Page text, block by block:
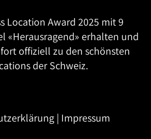
Location Award 2025 mit 9
«Herausragend» erhalten und
offiziell zu den schönsten
der Schweiz.
| Impressum